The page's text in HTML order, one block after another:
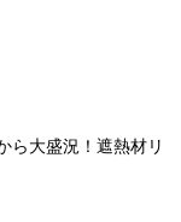
ら大盛況！遮熱材リ